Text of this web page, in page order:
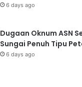
6 days ago
Dugaan Oknum ASN
Sungai Penuh Tipu
6 days ago